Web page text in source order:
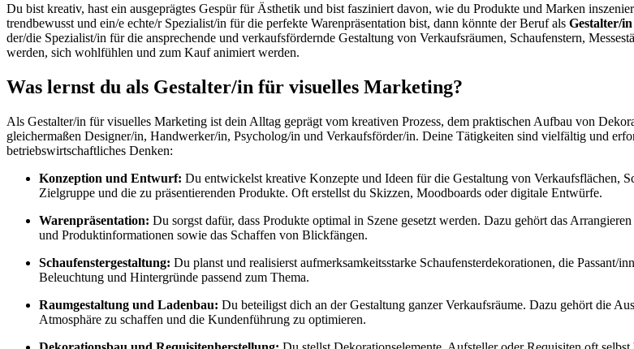
Du bist kreativ, hast ein ausgeprägtes Gespür für Ästhetik und bist fasziniert davon, wie du Produkte und Marken
trendbewusst und ein/e echte/r Spezialist/in für die perfekte Warenpräsentation bist, dann könnte der Beruf als Gestalter/
der/die Spezialist/in für die ansprechende und verkaufsfördernde Gestaltung von Verkaufsräumen, Schaufenstern,
werden, sich wohlfühlen und zum Kauf animiert werden.
Was lernst du als Gestalter/in für visuelles Marketing?
Als Gestalter/in für visuelles Marketing ist dein Alltag geprägt vom kreativen Prozess, dem praktischen Aufbau von
gleichermaßen Designer/in, Handwerker/in, Psycholog/in und Verkaufsförder/in. Deine Tätigkeiten sind vielfältig und
betriebswirtschaftliches Denken:
Konzeption und Entwurf: Du entwickelst kreative Konzepte und Ideen für die Gestaltung von Verkaufsflächen,
Zielgruppe und die zu präsentierenden Produkte. Oft erstellst du Skizzen, Moodboards oder digitale Entwürfe.
Warenpräsentation: Du sorgst dafür, dass Produkte optimal in Szene gesetzt werden. Dazu gehört das
und Produktinformationen sowie das Schaffen von Blickfängen.
Schaufenstergestaltung: Du planst und realisierst aufmerksamkeitsstarke Schaufensterdekorationen, die
Beleuchtung und Hintergründe passend zum Thema.
Raumgestaltung und Ladenbau: Du beteiligst dich an der Gestaltung ganzer Verkaufsräume. Dazu gehört die
Atmosphäre zu schaffen und die Kundenführung zu optimieren.